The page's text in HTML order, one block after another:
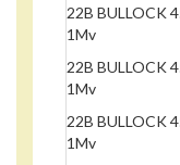
22B BULLOCK
1Mv
22B BULLOCK
1Mv
22B BULLOCK
1Mv